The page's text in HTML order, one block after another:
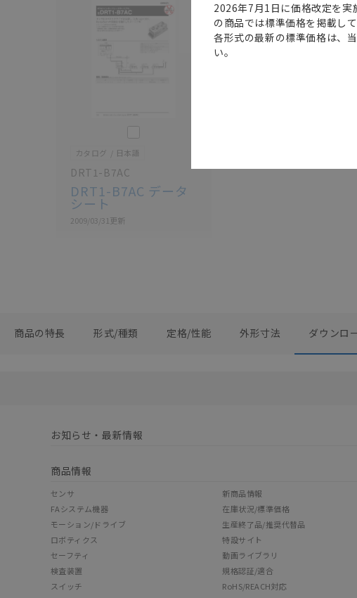
カタログ 日本語
DRT1-B7AC
DRT1-B7AC データ
シート
2009/03/31更新
0
商品の特長 形式/種類 定格/性能 外形寸法 ダウンロ
お知らせ・最新情報
商品情報
センサ
FAシステム機器
モーション/ドライブ
ロボティクス
セーフティ
検査装置
スイッチ
新商品情報
在庫状況/標準価格
生産終了品/推奨代替品
特設サイト
動画ライブラリ
規格認証/適合
RoHS/REACH対応
2026年7月1日に価格改定を実
の商品では標準価格を掲載し
各形式の最新の標準価格は、
い。